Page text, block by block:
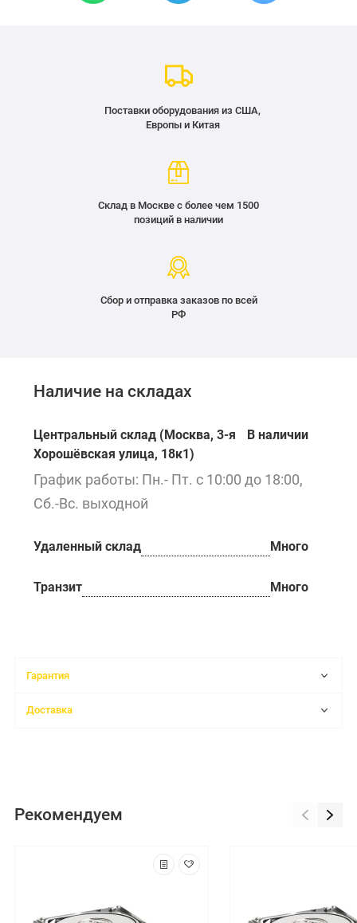
Поставки оборудования из США,
Европы и Китая
Склад в Москве с более чем 1500
позиций в наличии
Сбор и отправка заказов по всей
РФ
Наличие на складах
Центральный склад (Москва, 3-я
Хорошёвская улица, 18к1)
В наличии
График работы: Пн.- Пт. с 10:00 до 18:00,
Сб.-Вс. выходной
Удаленный склад Много
Транзит Много
Гарантия
Доставка
Рекомендуем